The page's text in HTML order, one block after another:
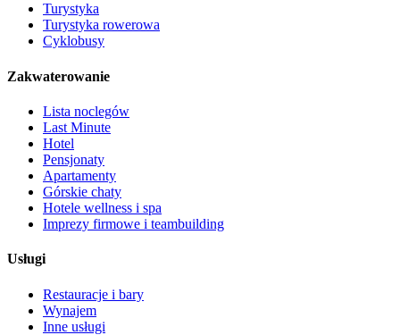
Turystyka
Turystyka rowerowa
Cyklobusy
Zakwaterowanie
Lista noclegów
Last Minute
Hotel
Pensjonaty
Apartamenty
Górskie chaty
Hotele wellness i spa
Imprezy firmowe i teambuilding
Usługi
Restauracje i bary
Wynajem
Inne usługi